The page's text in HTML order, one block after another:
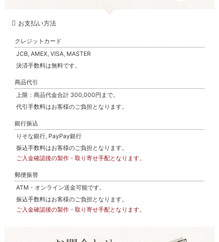
お支払い方法
クレジットカード
JCB, AMEX, VISA, MASTER
決済手数料は無料です。
商品代引
上限：商品代金合計 300,000円まで。
代引手数料はお客様のご負担となります。
銀行振込
りそな銀行, PayPay銀行
振込手数料はお客様のご負担となります。
ご入金確認後の製作・取り寄せ手配となります。
郵便振替
ATM・オンライン送金可能です。
振込手数料はお客様のご負担となります。
ご入金確認後の製作・取り寄せ手配となります。